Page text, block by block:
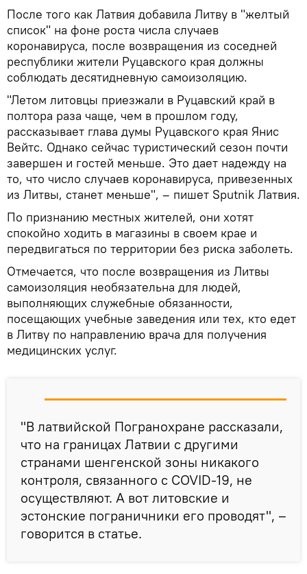
После того как Латвия добавила Литву в "желтый
список" на фоне роста числа случаев
коронавируса, после возвращения из соседней
республики жители Руцавского края должны
соблюдать десятидневную самоизоляцию.
"Летом литовцы приезжали в Руцавский край в
полтора раза чаще, чем в прошлом году,
рассказывает глава думы Руцавского края Янис
Вейтс. Однако сейчас туристический сезон почти
завершен и гостей меньше. Это дает надежду на
то, что число случаев коронавируса, привезенных
из Литвы, станет меньше", – пишет Sputnik Латвия.
По признанию местных жителей, они хотят
спокойно ходить в магазины в своем крае и
передвигаться по территории без риска заболеть.
Отмечается, что после возвращения из Литвы
самоизоляция необязательна для людей,
выполняющих служебные обязанности,
посещающих учебные заведения или тех, кто едет
в Литву по направлению врача для получения
медицинских услуг.
"В латвийской Погранохране рассказали,
что на границах Латвии с другими
странами шенгенской зоны никакого
контроля, связанного с COVID-19, не
осуществляют. А вот литовские и
эстонские пограничники его проводят", –
говорится в статье.